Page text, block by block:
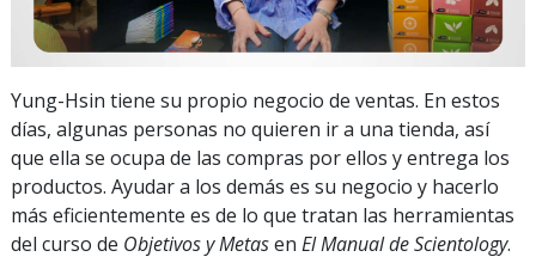
Yung-Hsin tiene su propio negocio de ventas. En estos
días, algunas personas no quieren ir a una tienda, así
que ella se ocupa de las compras por ellos y entrega los
productos. Ayudar a los demás es su negocio y hacerlo
más eficientemente es de lo que tratan las herramientas
del curso de Objetivos y Metasen El Manual de Scientology.